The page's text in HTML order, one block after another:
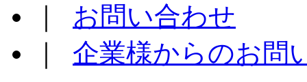
お問い合わせ
企業様からのお問